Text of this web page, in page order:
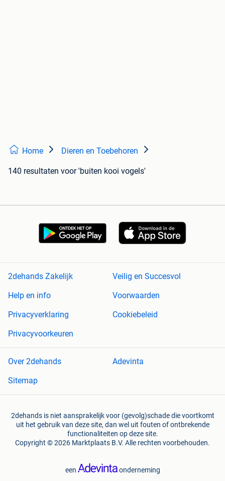
Home Dieren en Toebehoren
140 resultaten voor 'buiten kooi vogels'
2dehands Zakelijk
Veilig en Succesvol
Help en info
Voorwaarden
Privacyverklaring
Cookiebeleid
Privacyvoorkeuren
Over 2dehands
Adevinta
Sitemap
2dehands is niet aansprakelijk voor (gevolg)schade die voortkomt
uit het gebruik van deze site, dan wel uit fouten of ontbrekende
functionaliteiten op deze site.
Copyright © 2026 Marktplaats B.V. Alle rechten voorbehouden.
een onderneming